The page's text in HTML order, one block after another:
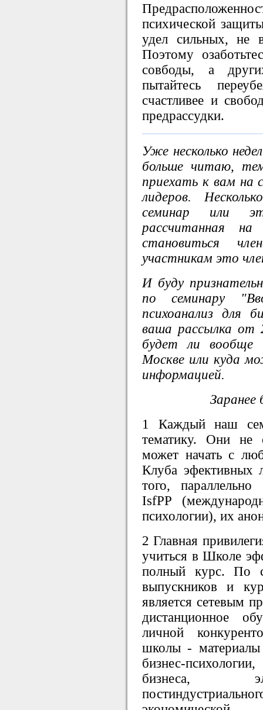
психической
удел сильных, не
Поэтому
совбоды, а
пытайтесь
счастливее и
предрассудки.
Уже несколько
больше читаю,
приехать к вам на
лидеров.
семинар или
рассчитанная
становиться
участникам это
И буду
по семинару
психоанализ для
ваша рассылка от
будет ли вообще
Москве или куда
информацией.
Заранее
1 Каждый наш
тематику. Они не
может начать с
Клуба эфективных
того, параллельно
IsfPP
психологии), их
2 Главная
учиться в Школе
полный курс. По
выпускников и
является сетевым
дистанционное
личной
школы - материалы
бизнес-
бизнеса,